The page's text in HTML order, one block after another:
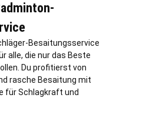
Besaitungsservice
alle, die nur das Beste
Du profitierst von
rasche Besaitung mit
für Schlagkraft und